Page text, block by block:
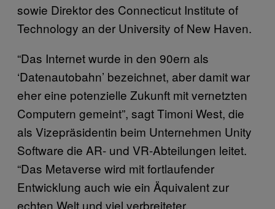
sowie Direktor des Connecticut Institute of
Technology an der University of New Haven.
“Das Internet wurde in den 90ern als
‘Datenautobahn’ bezeichnet, aber damit war
eher eine potenzielle Zukunft mit vernetzten
Computern gemeint”, sagt Timoni West, die
als Vizepräsidentin beim Unternehmen Unity
Software die AR- und VR-Abteilungen leitet.
“Das Metaverse wird mit fortlaufender
Entwicklung auch wie ein Äquivalent zur
echten Welt und viel verbreiteter,